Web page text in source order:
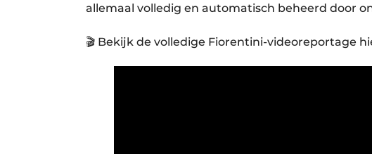
allemaal volledig en automatisch beheerd door
🎬 Bekijk de volledige Fiorentini-videoreportage